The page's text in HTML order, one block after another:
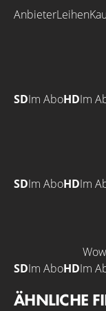
AnbieterLeihen
SDIm AboHDIm
SDIm AboHDIm
SDIm AboHDIm
ÄHNLICHE